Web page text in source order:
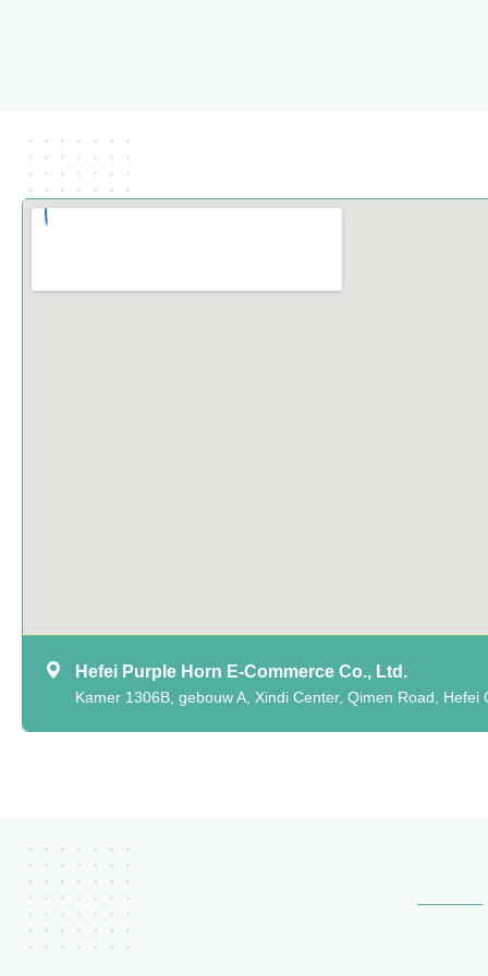
Hefei Purple Horn E-Commerce Co., Ltd.
Kamer 1306B, gebouw A, Xindi Center, Qimen Road, Hefei